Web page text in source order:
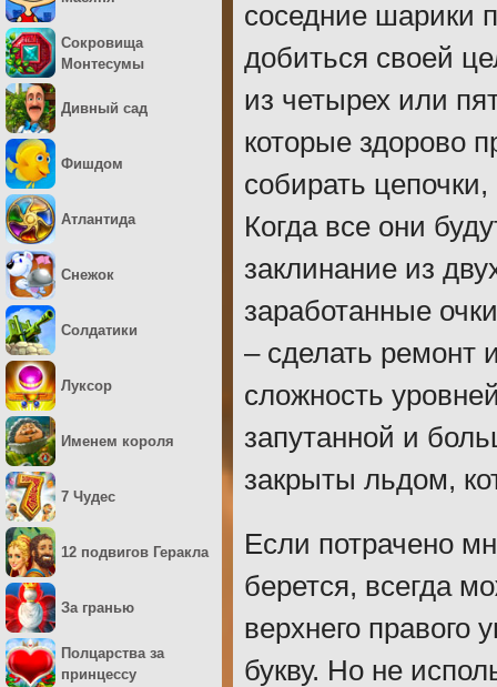
соседние шарики
добиться своей
из четырех или
которые здорово
собирать
Когда все они
заклинание из
заработанные
– сделать ремонт
сложность
запутанной и
закрыты льдом,
Если потрачено
берется, всегда
верхнего правого
букву. Но не
Сокровища
Монтесумы
Дивный сад
Фишдом
Атлантида
Снежок
Солдатики
Луксор
Именем короля
7 Чудес
12 подвигов Геракла
За гранью
Полцарства за
принцессу